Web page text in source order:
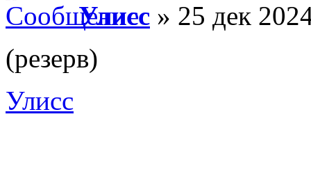
Улисс » 25 дек
(резерв)
Улисс